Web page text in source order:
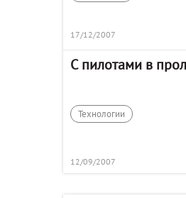
17/12/2007
С пилотами в
Технологии
12/09/2007